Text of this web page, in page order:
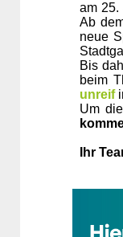
am 25.
Ab
neue
Bis
beim
unreif
Um
Ihr